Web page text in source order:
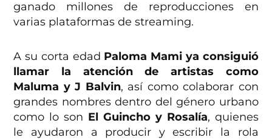
ganado millones de reproducciones en
varias plataformas de streaming.
A su corta edad Paloma Mami ya consiguió
llamar la atención de artistas como
Maluma y J Balvin, así como colaborar con
grandes nombres dentro del género urbano
como lo son El Guincho y Rosalía, quienes
le ayudaron a producir y escribir la rola